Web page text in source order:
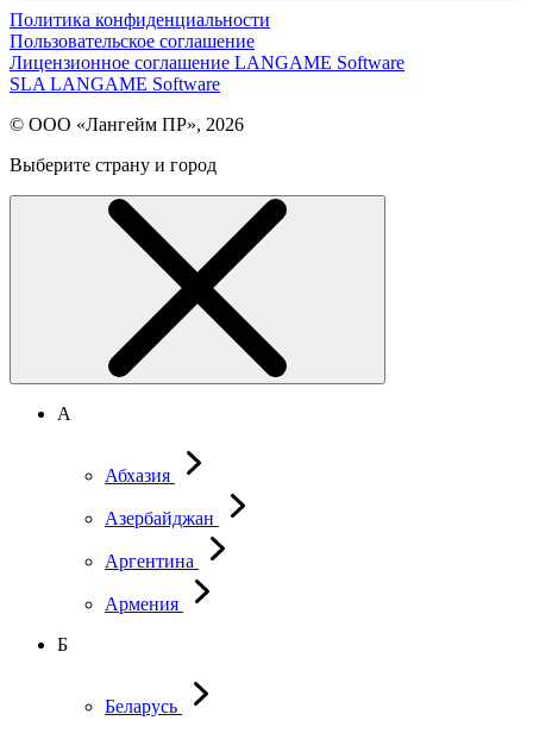
Политика конфиденциальности
Пользовательское соглашение
Лицензионное соглашение LANGAME Software
SLA LANGAME Software
© ООО «Лангейм ПР», 2026
Выберите страну и город
А
Абхазия
Азербайджан
Аргентина
Армения
Б
Беларусь